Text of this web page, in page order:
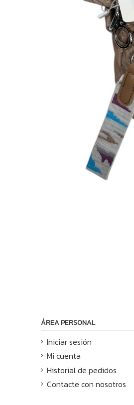
ÁREA PERSONAL
Iniciar sesión
Mi cuenta
Historial de pedidos
Contacte con nosotros